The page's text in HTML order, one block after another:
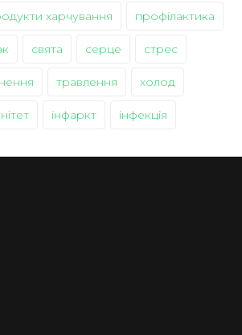
харчування профілактика
свята серце стрес
травлення холод
інфаркт інфекція